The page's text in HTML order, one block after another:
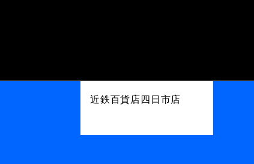
近鉄百貨店四日市店